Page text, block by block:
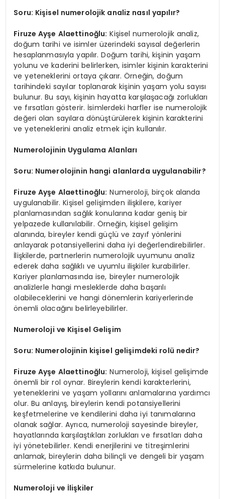
Soru: Kişisel numerolojik analiz nasıl yapılır?
Firuze Ayşe Alaettinoğlu: Kişisel numerolojik analiz,
doğum tarihi ve isimler üzerindeki sayısal değerlerin
hesaplanmasıyla yapılır. Doğum tarihi, kişinin yaşam
yolunu ve kaderini belirlerken, isimler kişinin karakterini
ve yeteneklerini ortaya çıkarır. Örneğin, doğum
tarihindeki sayılar toplanarak kişinin yaşam yolu sayısı
bulunur. Bu sayı, kişinin hayatta karşılaşacağı zorlukları
ve fırsatları gösterir. İsimlerdeki harfler ise numerolojik
değeri olan sayılara dönüştürülerek kişinin karakterini
ve yeteneklerini analiz etmek için kullanılır.
Numerolojinin Uygulama Alanları
Soru: Numerolojinin hangi alanlarda uygulanabilir?
Firuze Ayşe Alaettinoğlu: Numeroloji, birçok alanda
uygulanabilir. Kişisel gelişimden ilişkilere, kariyer
planlamasından sağlık konularına kadar geniş bir
yelpazede kullanılabilir. Örneğin, kişisel gelişim
alanında, bireyler kendi güçlü ve zayıf yönlerini
anlayarak potansiyellerini daha iyi değerlendirebilirler.
İlişkilerde, partnerlerin numerolojik uyumunu analiz
ederek daha sağlıklı ve uyumlu ilişkiler kurabilirler.
Kariyer planlamasında ise, bireyler numerolojik
analizlerle hangi mesleklerde daha başarılı
olabileceklerini ve hangi dönemlerin kariyerlerinde
önemli olacağını belirleyebilirler.
Numeroloji ve Kişisel Gelişim
Soru: Numerolojinin kişisel gelişimdeki rolü nedir?
Firuze Ayşe Alaettinoğlu: Numeroloji, kişisel gelişimde
önemli bir rol oynar. Bireylerin kendi karakterlerini,
yeteneklerini ve yaşam yollarını anlamalarına yardımcı
olur. Bu anlayış, bireylerin kendi potansiyellerini
keşfetmelerine ve kendilerini daha iyi tanımalarına
olanak sağlar. Ayrıca, numeroloji sayesinde bireyler,
hayatlarında karşılaştıkları zorlukları ve fırsatları daha
iyi yönetebilirler. Kendi enerjilerini ve titreşimlerini
anlamak, bireylerin daha bilinçli ve dengeli bir yaşam
sürmelerine katkıda bulunur.
Numeroloji ve İlişkiler